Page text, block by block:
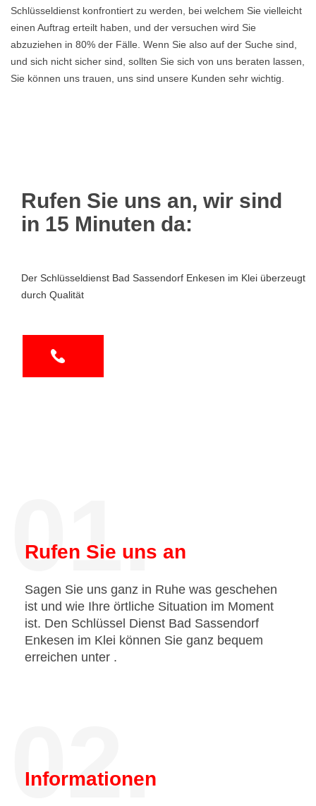
Schlüsseldienst konfrontiert zu werden, bei welchem Sie vielleicht
einen Auftrag erteilt haben, und der versuchen wird Sie
abzuziehen in 80% der Fälle. Wenn Sie also auf der Suche sind,
und sich nicht sicher sind, sollten Sie sich von uns beraten lassen,
Sie können uns trauen, uns sind unsere Kunden sehr wichtig.
Rufen Sie uns an, wir sind
in 15 Minuten da:
Der Schlüsseldienst Bad Sassendorf Enkesen im Klei überzeugt
durch Qualität
01.
Rufen Sie uns an
Sagen Sie uns ganz in Ruhe was geschehen
ist und wie Ihre örtliche Situation im Moment
ist. Den Schlüssel Dienst Bad Sassendorf
Enkesen im Klei können Sie ganz bequem
erreichen unter .
02.
Informationen